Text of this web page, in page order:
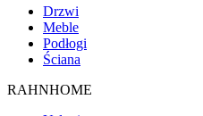
Drzwi
Meble
Podłogi
Ściana
RAHNHOME